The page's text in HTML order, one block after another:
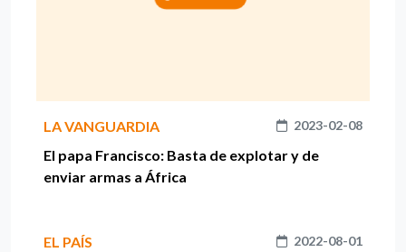
LA VANGUARDIA 2023-02-08
El papa Francisco: Basta de explotar y de
enviar armas a África
EL PAÍS 2022-08-01